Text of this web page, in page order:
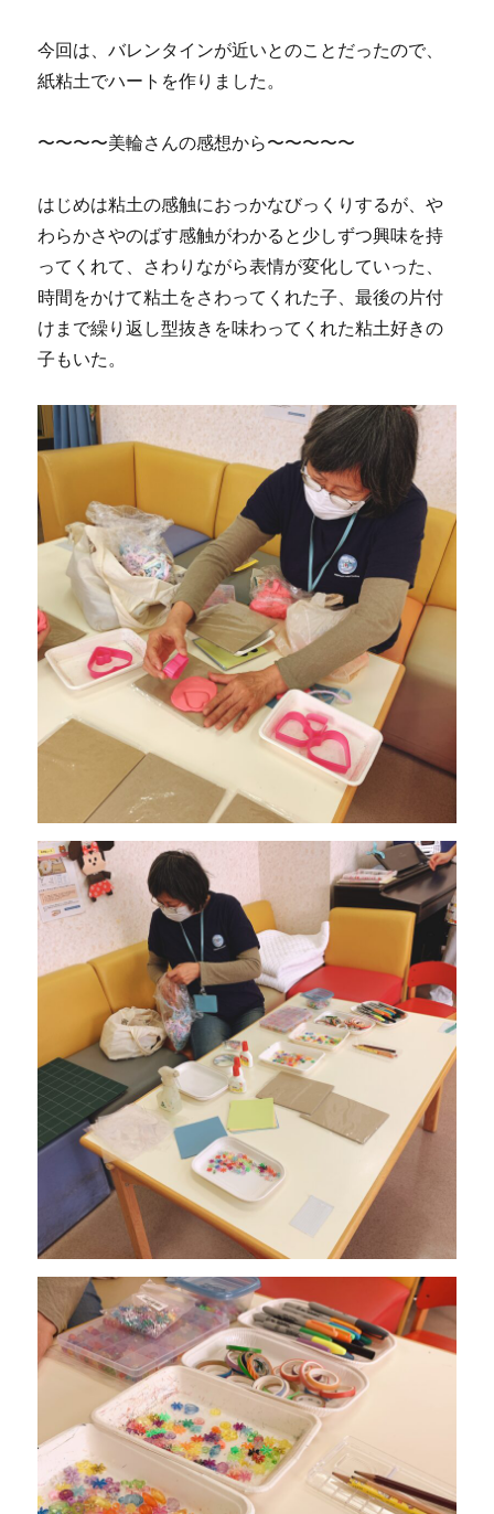
今回は、バレンタインが近いとのことだったので、
紙粘土でハートを作りました。
〜〜〜〜美輪さんの感想から〜〜〜〜〜
はじめは粘土の感触におっかなびっくりするが、や
わらかさやのばす感触がわかると少しずつ興味を持
ってくれて、さわりながら表情が変化していった、
時間をかけて粘土をさわってくれた子、最後の片付
けまで繰り返し型抜きを味わってくれた粘土好きの
子もいた。